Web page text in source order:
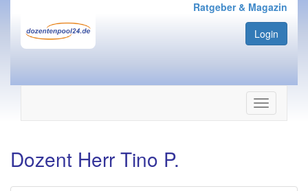
Ratgeber & Magazin
Login
Navigation
ein-/
Dozent Herr Tino P.